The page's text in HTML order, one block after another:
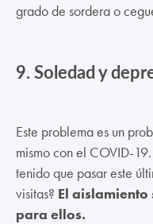
grado de sordera o
9.Soledad y
Este problema es un
mismo con el COVID-
tenido que pasar este
visitas? El
para ellos.